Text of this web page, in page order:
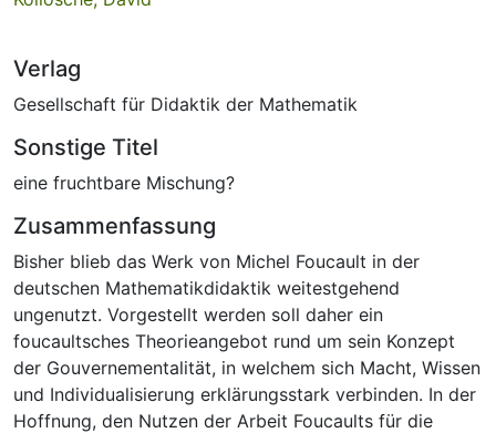
Verlag
Gesellschaft für Didaktik der Mathematik
Sonstige Titel
eine fruchtbare Mischung?
Zusammenfassung
Bisher blieb das Werk von Michel Foucault in der
deutschen Mathematikdidaktik weitestgehend
ungenutzt. Vorgestellt werden soll daher ein
foucaultsches Theorieangebot rund um sein Konzept
der Gouvernementalität, in welchem sich Macht, Wissen
und Individualisierung erklärungsstark verbinden. In der
Hoffnung, den Nutzen der Arbeit Foucaults für die